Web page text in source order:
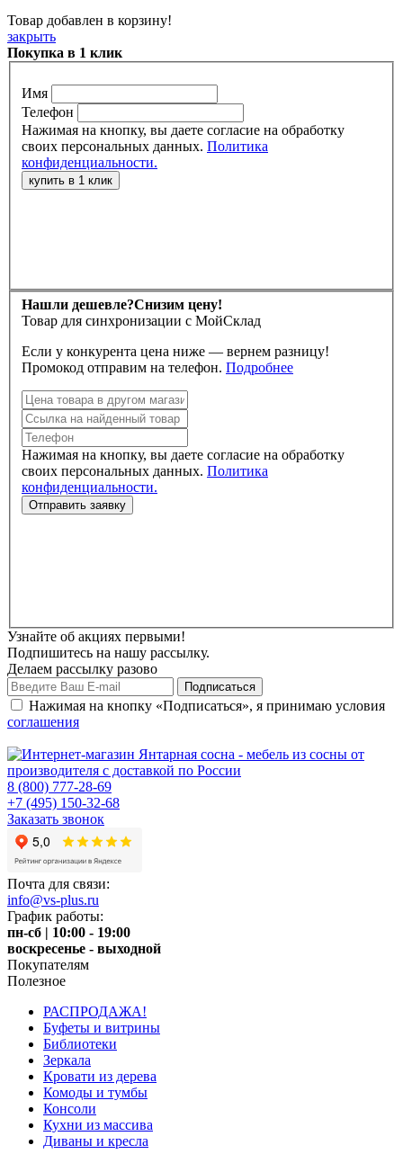
Товар добавлен в корзину!
закрыть
Покупка в 1 клик
Имя
Телефон
Нажимая на кнопку, вы даете согласие на обработку
своих персональных данных. Политика
конфиденциальности.
Нашли дешевле?Снизим цену!
Товар для синхронизации с МойСклад
Если у конкурента цена ниже — вернем разницу!
Промокод отправим на телефон. Подробнее
Нажимая на кнопку, вы даете согласие на обработку
своих персональных данных. Политика
конфиденциальности.
Узнайте об акциях первыми!
Подпишитесь на нашу рассылку.
Делаем рассылку разово
Нажимая на кнопку «Подписаться», я принимаю условия
соглашения
8 (800) 777-28-69
+7 (495) 150-32-68
Заказать звонок
Почта для связи:
info@vs-plus.ru
График работы:
пн-сб | 10:00 - 19:00
воскресенье - выходной
Покупателям
Полезное
РАСПРОДАЖА!
Буфеты и витрины
Библиотеки
Зеркала
Кровати из дерева
Комоды и тумбы
Консоли
Кухни из массива
Диваны и кресла